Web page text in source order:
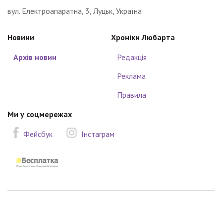
вул. Електроапаратна, 3, Луцьк, Україна
Новини
Архів новин
Хроніки Любарта
Редакція
Реклама
Правила
Ми у соцмережах
Фейсбук
Інстаграм